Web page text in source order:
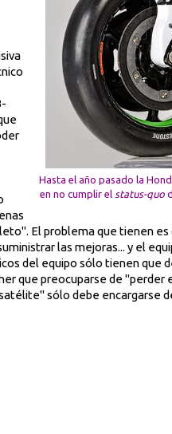
Hasta el año pasado la
en no cumplir el status-quo
El problema que tienen
las mejoras... y el
del equipo sólo tienen que
que preocuparse de
sólo debe encargarse